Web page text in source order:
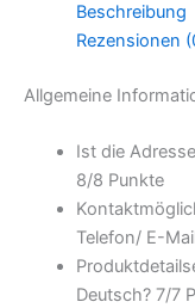
Beschreibung
Rezensionen
Allgemeine
Ist die
8/8 Punkte
Telefon/ E-
Deutsch? 7/7